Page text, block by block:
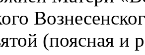
(поясная и